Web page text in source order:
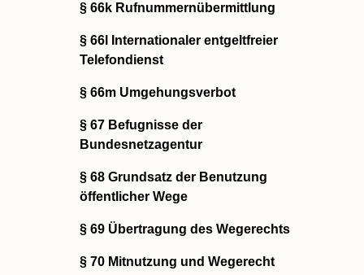
§ 66k Rufnummernübermittlung
§ 66l Internationaler entgeltfreier
Telefondienst
§ 66m Umgehungsverbot
§ 67 Befugnisse der
Bundesnetzagentur
§ 68 Grundsatz der Benutzung
öffentlicher Wege
§ 69 Übertragung des Wegerechts
§ 70 Mitnutzung und Wegerecht